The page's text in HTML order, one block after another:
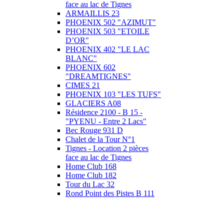
face au lac de Tignes
ARMAILLIS 23
PHOENIX 502 "AZIMUT"
PHOENIX 503 "ETOILE
D’OR"
PHOENIX 402 "LE LAC
BLANC"
PHOENIX 602
"DREAMTIGNES"
CIMES 21
PHOENIX 103 "LES TUFS"
GLACIERS A08
Résidence 2100 - B 15 -
"PYENU - Entre 2 Lacs"
Bec Rouge 931 D
Chalet de la Tour N°1
Tignes - Location 2 pièces
face au lac de Tignes
Home Club 168
Home Club 182
Tour du Lac 32
Rond Point des Pistes B 111